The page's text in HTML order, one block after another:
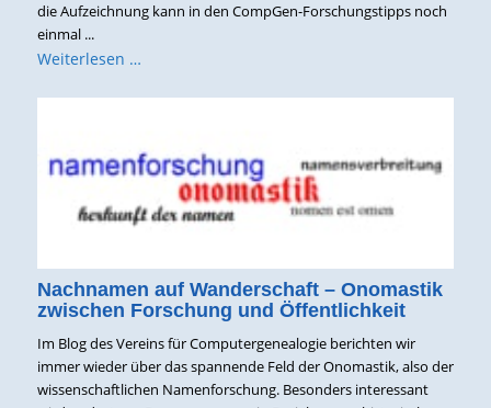
die Aufzeichnung kann in den CompGen-Forschungstipps noch
einmal ...
Weiterlesen …
Nachnamen auf Wanderschaft – Onomastik
zwischen Forschung und Öffentlichkeit
Im Blog des Vereins für Computergenealogie berichten wir
immer wieder über das spannende Feld der Onomastik, also der
wissenschaftlichen Namenforschung. Besonders interessant